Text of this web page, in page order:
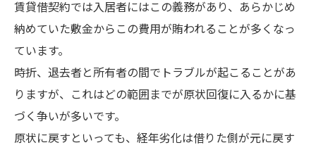
賃貸借契約では入居者にはこの義務があり、あらかじめ
納めていた敷金からこの費用が賄われることが多くなっ
ています。
時折、退去者と所有者の間でトラブルが起こることがあ
りますが、これはどの範囲までが原状回復に入るかに基
づく争いが多いです。
原状に戻すといっても、経年劣化は借りた側が元に戻す